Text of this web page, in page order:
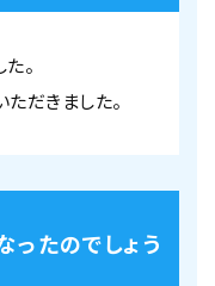
。
だきました。
ったのでしょう